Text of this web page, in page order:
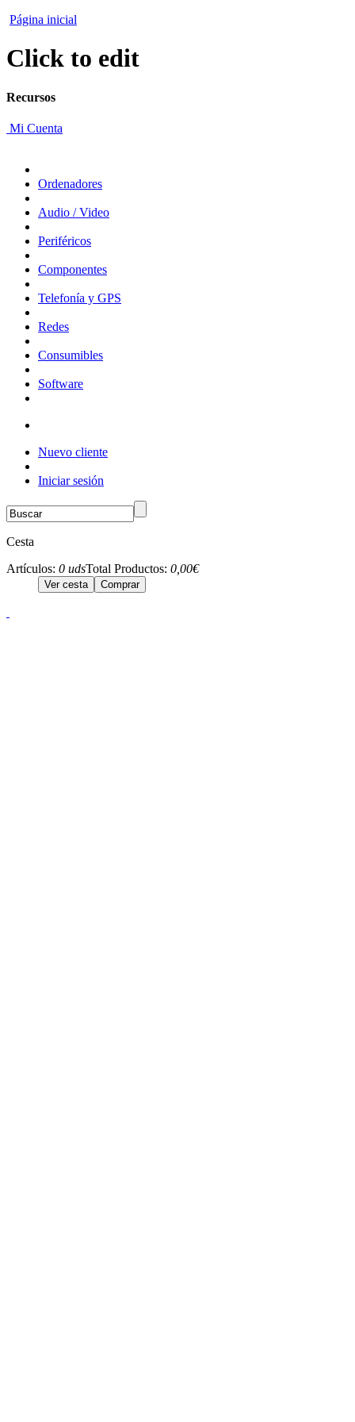
Página inicial
Click to edit
Recursos
Mi Cuenta
Ordenadores
Audio / Video
Periféricos
Componentes
Telefonía y GPS
Redes
Consumibles
Software
Nuevo cliente
Iniciar sesión
Cesta
Artículos: 0 udsTotal Productos: 0,00€